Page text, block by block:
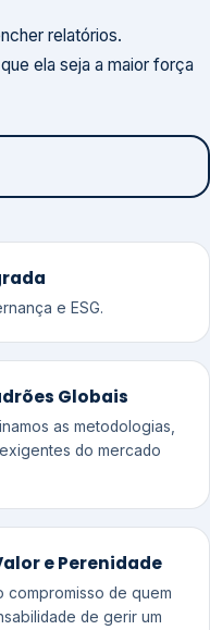
relatórios.
ela seja a maior força
e ESG.
Globais
as metodologias,
do mercado
e Perenidade
compromisso de quem
de gerir um